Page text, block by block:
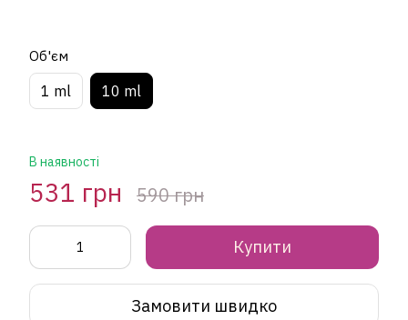
Об'єм
1 ml 10 ml
В наявності
531 грн 590 грн
Купити
Замовити швидко